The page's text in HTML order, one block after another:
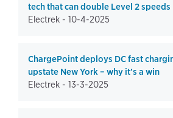
tech that can double Level 2 speeds
Electrek - 10-4-2025
ChargePoint deploys DC fast
upstate New York – why it’s a win
Electrek - 13-3-2025